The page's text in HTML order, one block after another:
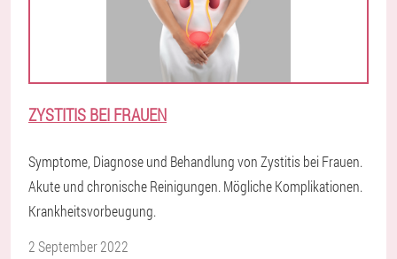
ZYSTITIS BEI FRAUEN
Symptome, Diagnose und Behandlung von Zystitis bei Frauen.
Akute und chronische Reinigungen. Mögliche Komplikationen.
Krankheitsvorbeugung.
2 September 2022